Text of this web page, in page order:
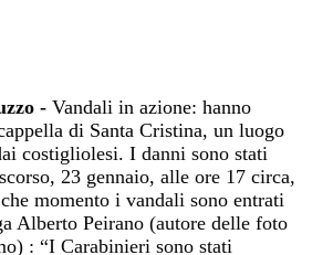
-Vandali in azione: hanno
di Santa Cristina, un luogo
costigliolesi. I danni sono stati
23 gennaio, alle ore 17 circa,
momento i vandali sono entrati
Alberto Peirano (autore delle foto
: “ICarabinieri sono stati